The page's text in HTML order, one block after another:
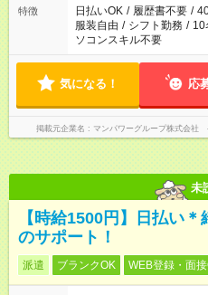
特徴 日払いOK / 履歴書不要 /
服装自由 / シフト勤務 / 10
ソコンスキル不要
気になる！ 応
掲載元企業名 マンパワーグループ株式会社
未
【時給1500円】日払い
のサポート！
派遣 ブランクOK WEB登録・面